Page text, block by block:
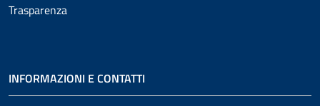
Trasparenza
INFORMAZIONI E CONTATTI